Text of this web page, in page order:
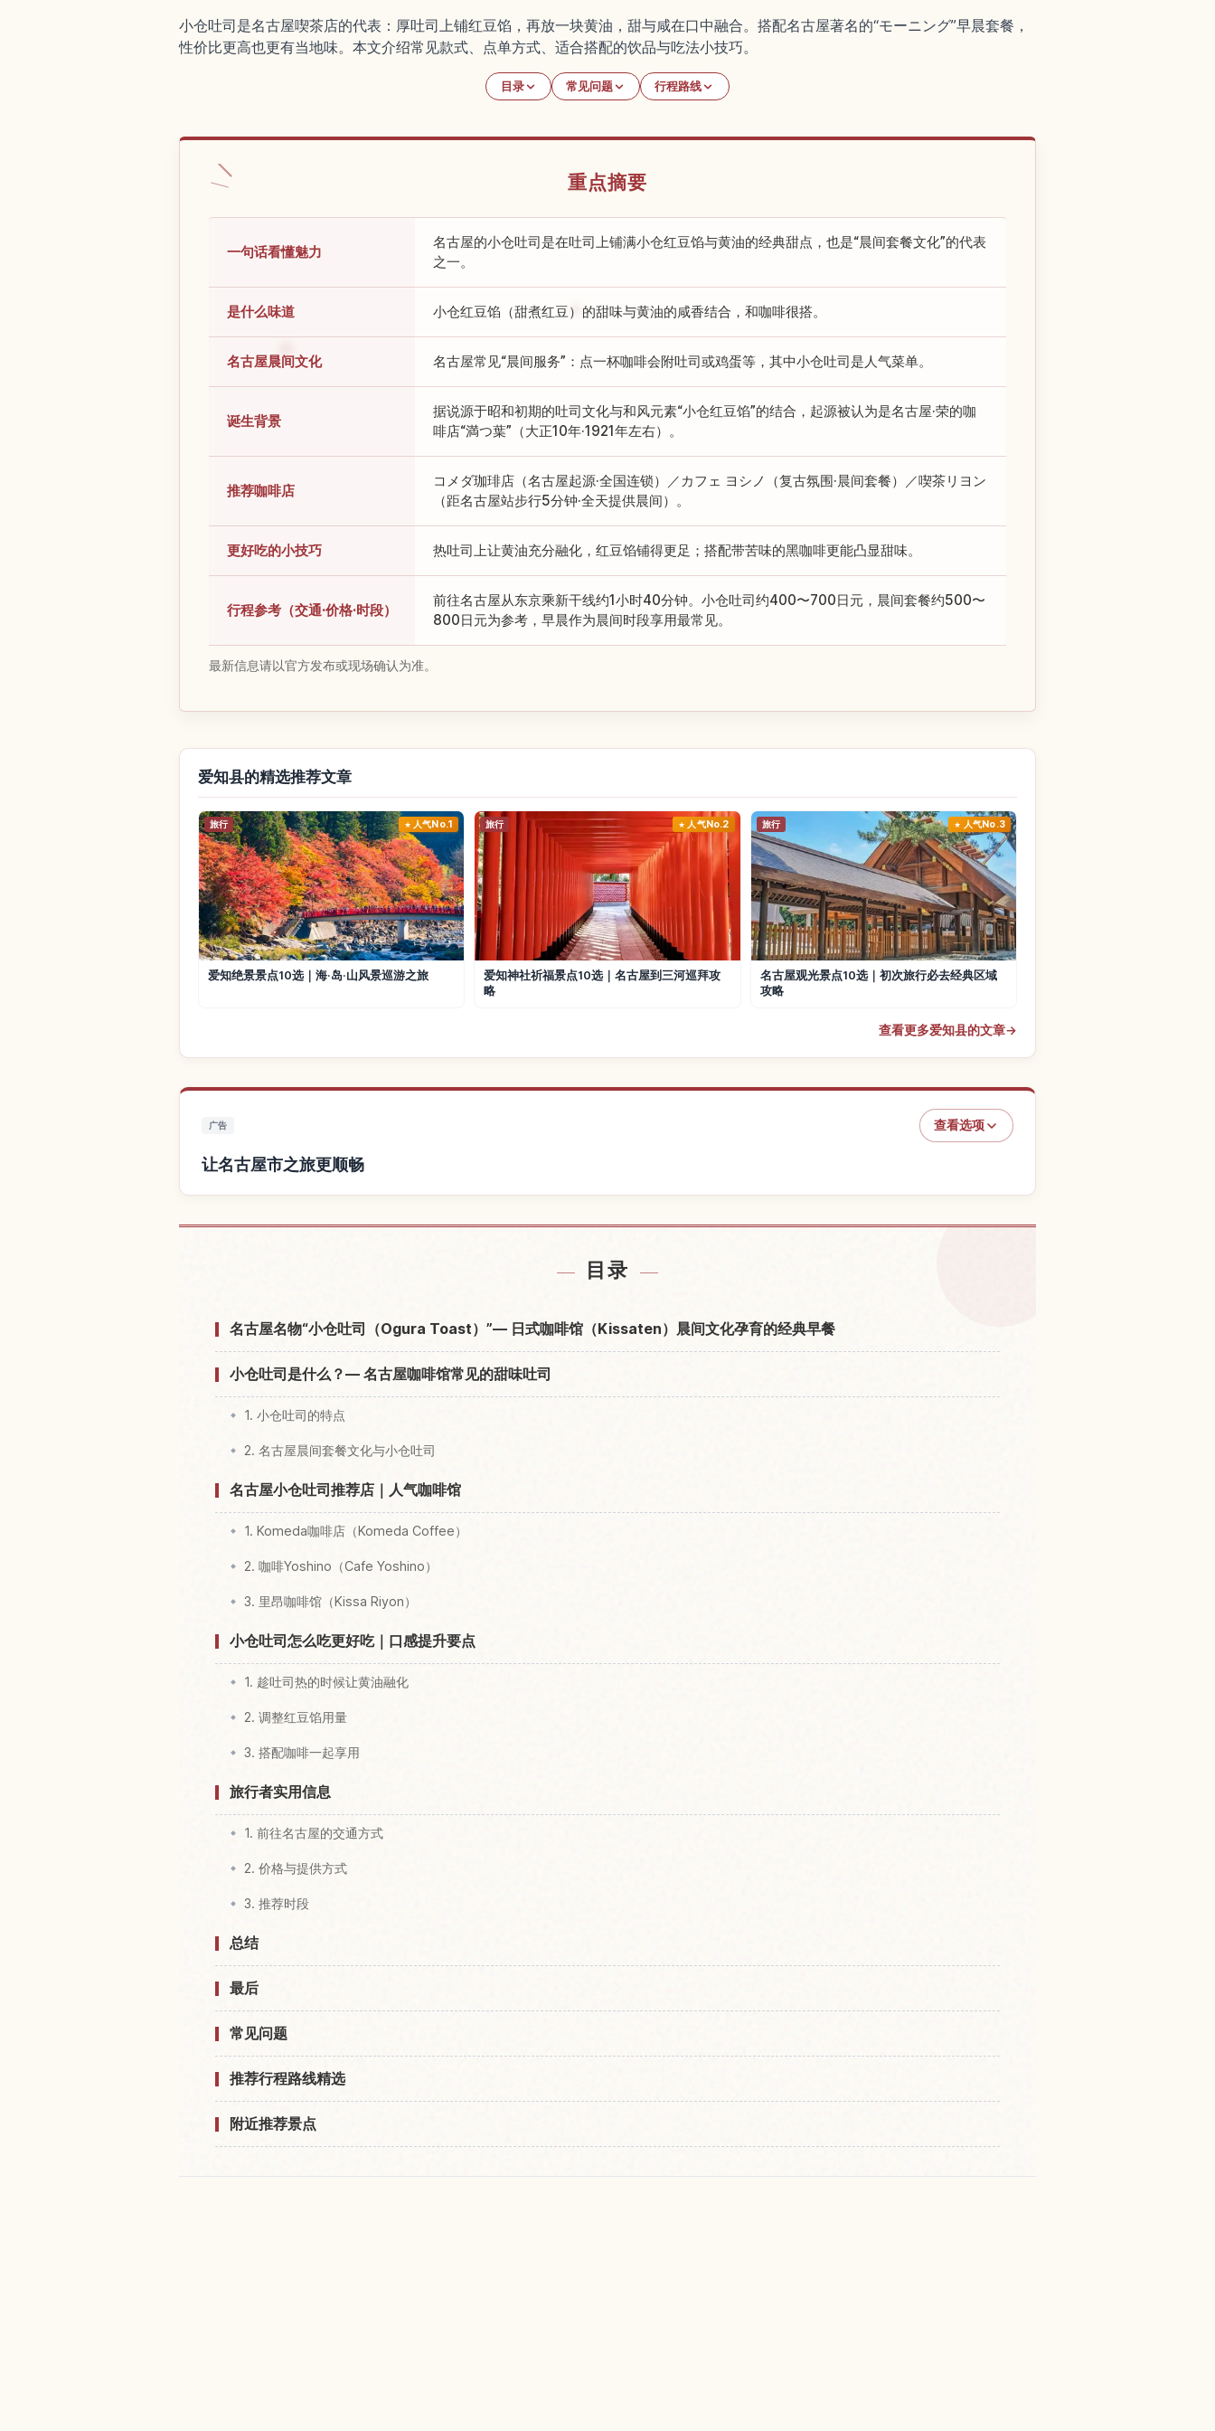
小仓吐司是名古屋喫茶店的代表：厚吐司上铺红豆馅，再放一块黄油，甜与咸在口中融合。搭配名古屋著名的“モーニング”早晨套餐，
性价比更高也更有当地味。本文介绍常见款式、点单方式、适合搭配的饮品与吃法小技巧。
目录 常见问题 行程路线
重点摘要
一句话看懂魅力
名古屋的小仓吐司是在吐司上铺满小仓红豆馅与黄油的经典甜点，也是“晨间套餐文化”的代表
之一。
是什么味道 小仓红豆馅（甜煮红豆）的甜味与黄油的咸香结合，和咖啡很搭。
名古屋晨间文化 名古屋常见“晨间服务”：点一杯咖啡会附吐司或鸡蛋等，其中小仓吐司是人气菜单。
诞生背景
据说源于昭和初期的吐司文化与和风元素“小仓红豆馅”的结合，起源被认为是名古屋·荣的咖
啡店“満つ葉”（大正10年·1921年左右）。
推荐咖啡店
コメダ珈琲店（名古屋起源·全国连锁）／カフェ ヨシノ（复古氛围·晨间套餐）／喫茶リヨン
（距名古屋站步行5分钟·全天提供晨间）。
更好吃的小技巧 热吐司上让黄油充分融化，红豆馅铺得更足；搭配带苦味的黑咖啡更能凸显甜味。
行程参考（交通·价格·时段）
前往名古屋从东京乘新干线约1小时40分钟。小仓吐司约400〜700日元，晨间套餐约500〜
800日元为参考，早晨作为晨间时段享用最常见。
最新信息请以官方发布或现场确认为准。
爱知县的精选推荐文章
旅行 人气No.1
爱知绝景景点10选｜海·岛·山风景巡游之旅
旅行 人气No.2
爱知神社祈福景点10选｜名古屋到三河巡拜攻
略
旅行 人气No.3
名古屋观光景点10选｜初次旅行必去经典区域
攻略
查看更多爱知县的文章→
广告 查看选项
让名古屋市之旅更顺畅
目录
名古屋名物“小仓吐司（Ogura Toast）”— 日式咖啡馆（Kissaten）晨间文化孕育的经典早餐
小仓吐司是什么？— 名古屋咖啡馆常见的甜味吐司
1. 小仓吐司的特点
2. 名古屋晨间套餐文化与小仓吐司
名古屋小仓吐司推荐店｜人气咖啡馆
1. Komeda咖啡店（Komeda Coffee）
2. 咖啡Yoshino（Cafe Yoshino）
3. 里昂咖啡馆（Kissa Riyon）
小仓吐司怎么吃更好吃｜口感提升要点
1. 趁吐司热的时候让黄油融化
2. 调整红豆馅用量
3. 搭配咖啡一起享用
旅行者实用信息
1. 前往名古屋的交通方式
2. 价格与提供方式
3. 推荐时段
总结
最后
常见问题
推荐行程路线精选
附近推荐景点